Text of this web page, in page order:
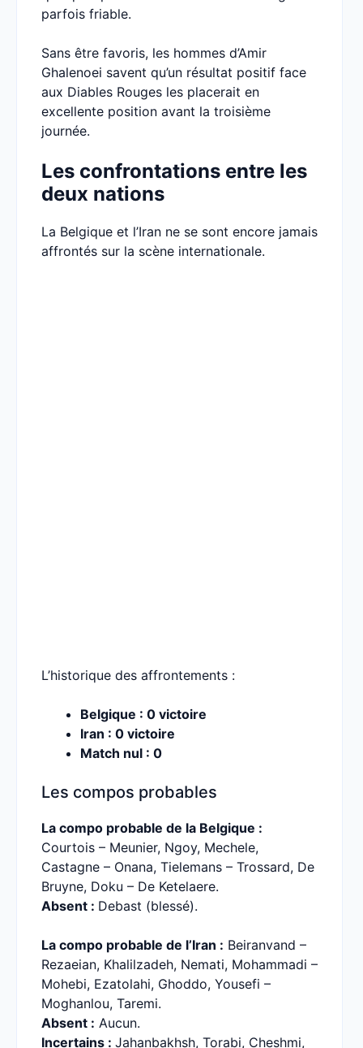
parfois friable.
Sans être favoris, les hommes d’Amir
Ghalenoei savent qu’un résultat positif face
aux Diables Rouges les placerait en
excellente position avant la troisième
journée.
Les confrontations entre les
deux nations
La Belgique et l’Iran ne se sont encore jamais
affrontés sur la scène internationale.
L’historique des affrontements :
Belgique : 0 victoire
Iran : 0 victoire
Match nul : 0
Les compos probables
La compo probable de la Belgique :
Courtois – Meunier, Ngoy, Mechele,
Castagne – Onana, Tielemans – Trossard, De
Bruyne, Doku – De Ketelaere.
Absent : Debast (blessé).
La compo probable de l’Iran : Beiranvand –
Rezaeian, Khalilzadeh, Nemati, Mohammadi –
Mohebi, Ezatolahi, Ghoddo, Yousefi –
Moghanlou, Taremi.
Absent : Aucun.
Incertains : Jahanbakhsh, Torabi, Cheshmi,